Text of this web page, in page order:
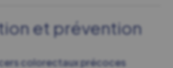
et prévention
colorectaux précoces